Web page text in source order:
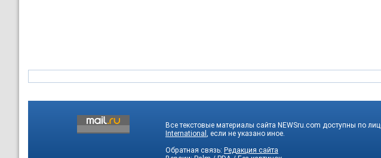
Все текстовые материалы сайта NEWSru.com доступны по
International , если не указано иное.
Обратная связь: Редакция сайта